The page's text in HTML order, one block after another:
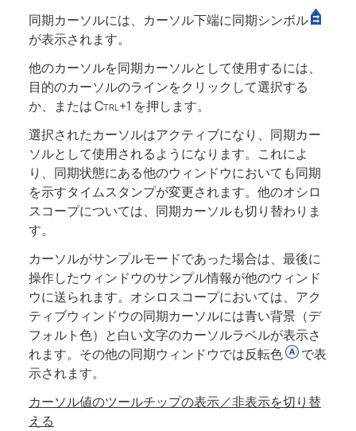
同期カーソルには、カーソル下端に同期シンボル
が表示されます。
他のカーソルを同期カーソルとして使用するには、
目的のカーソルのラインをクリックして選択する
か、またはCtrl+1 を押します。
選択されたカーソルはアクティブになり、同期カー
ソルとして使用されるようになります。これによ
り、同期状態にある他のウィンドウにおいても同期
を示すタイムスタンプが変更されます。他のオシロ
スコープについては、同期カーソルも切り替わりま
す。
カーソルがサンプルモードであった場合は、最後に
操作したウィンドウのサンプル情報が他のウィンド
ウに送られます。オシロスコープにおいては、アク
ティブウィンドウの同期カーソルには青い背景（デ
フォルト色）と白い文字のカーソルラベルが表示さ
れます。その他の同期ウィンドウでは反転色
で表
示されます。
カーソル値のツールチップの表示／非表示を切り替
える